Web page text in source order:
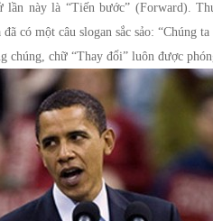
lần này là “Tiến bước” (Forward).
có một câu slogan sắc sảo: “Chúng
chữ “Thay đổi” luôn được